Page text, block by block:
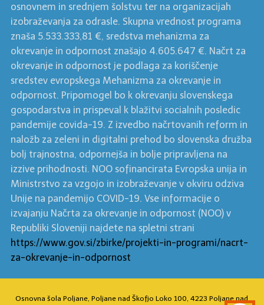
osnovnem in srednjem šolstvu ter na organizacijah
izobraževanja za odrasle. Skupna vrednost programa
znaša 5.533.333,81 €, sredstva mehanizma za
okrevanje in odpornost znašajo 4.605.647 €. Načrt za
okrevanje in odpornost je podlaga za koriščenje
sredstev evropskega Mehanizma za okrevanje in
odpornost. Pripomogel bo k okrevanju slovenskega
gospodarstva in prispeval k blažitvi socialnih posledic
pandemije covida-19. Z izvedbo načrtovanih reform in
naložb za zeleni in digitalni prehod bo slovenska družba
bolj trajnostna, odpornejša in bolje pripravljena na
izzive prihodnosti. NOO sofinancirata Evropska unija in
Ministrstvo za vzgojo in izobraževanje v okviru odziva
Unije na pandemijo COVID-19. Vse informacije o
izvajanju Načrta za okrevanje in odpornost (NOO) v
Republiki Sloveniji najdete na spletni strani
https://www.gov.si/zbirke/projekti-in-programi/nacrt-
za-okrevanje-in-odpornost
Osnovna šola Poljane, Poljane nad Škofjo Loko 100, 4223 Poljane nad